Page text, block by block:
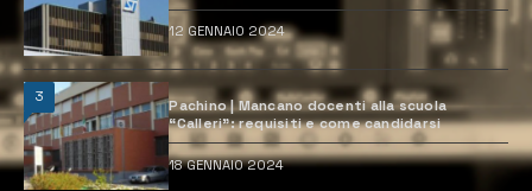
12 GENNAIO 2024
3
Pachino | Mancano docenti alla scuola
“Calleri”: requisiti e come candidarsi
18 GENNAIO 2024